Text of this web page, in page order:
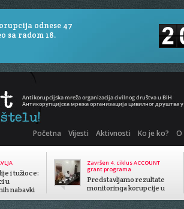
odnese 47
sa radom 18.
Početna Vijesti Aktivnosti Ko je ko? O
i tužioce:
u
nabavki
Završen 4. ciklus ACCOUNT
grant programa
Predstavljamo rezultate
monitoringa korupcije u